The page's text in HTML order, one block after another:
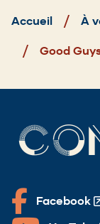
d'Ariane
Accueil À
Good
Facebook
(Opens